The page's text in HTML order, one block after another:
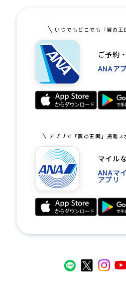
いつでもどこでも「翼の王
ご予約
ANAア
アプリで「翼の王国」掲載ス
マイル
ANAマ
アプリ